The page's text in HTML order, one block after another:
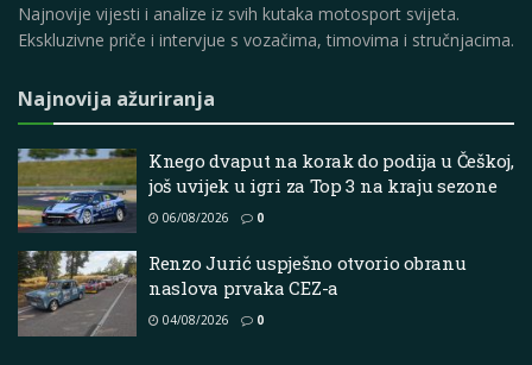
Najnovije vijesti i analize iz svih kutaka motosport svijeta.
Ekskluzivne priče i intervjue s vozačima, timovima i stručnjacima.
Najnovija ažuriranja
Knego dvaput na korak do podija u Češkoj,
još uvijek u igri za Top 3 na kraju sezone
06/08/2026 0
Renzo Jurić uspješno otvorio obranu
naslova prvaka CEZ-a
04/08/2026 0